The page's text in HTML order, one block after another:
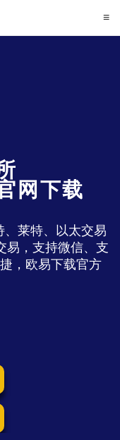
网下载
、莱特、以太交易
易，支持微信、支
，欧易下载官方